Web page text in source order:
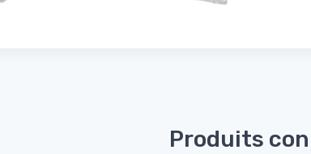
Produits